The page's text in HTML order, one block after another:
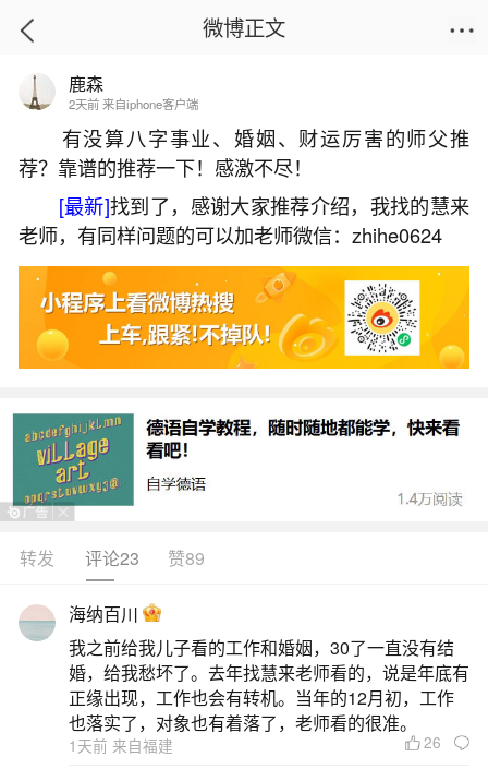
首页
化解小人很灵的咒语
2026-06-02 15:23:59 10 6 赞
生活中像化解小人很灵的咒语都是很常见的问
题，但是小问题不注意可能会引起大麻烦，下面就
这个问题给大家做一些解读：
一、道教治小人的神咒
道教治小人的神咒有《护身灭小人咒》《斩小
微博正文
鹿森
2天前 来自iphone客户端
有没算八字事业、婚姻、财运厉害的师父推
荐？靠谱的推荐一下！感激不尽！
[最新]找到了，感谢大家推荐介绍，我找的慧来
老师，有同样问题的可以加老师微信：zhihe0624
转发 评论23 赞89
海纳百川
我之前给我儿子看的工作和婚姻，30了一直没有结
婚，给我愁坏了。去年找慧来老师看的，说是年底有
正缘出现，工作也会有转机。当年的12月初，工作
也落实了，对象也有着落了，老师看的很准。
1天前 来自福建 26